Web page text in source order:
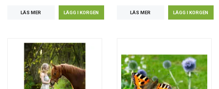
LÄS MER LÄS MER